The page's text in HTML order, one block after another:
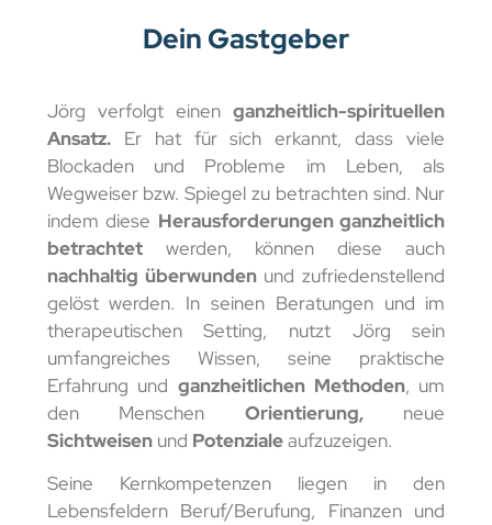
Dein Gastgeber
Jörg verfolgt einenganzheitlich-spirituellen
Ansatz.Er hat für sich erkannt, dass viele
Blockaden und Probleme im Leben, als
Wegweiser bzw. Spiegel zu betrachten sind. Nur
indem diese Herausforderungen ganzheitlich
betrachtetwerden, können diese auch
nachhaltig überwundenund zufriedenstellend
gelöst werden. In seinen Beratungen und im
therapeutischen Setting, nutzt Jörg sein
umfangreiches Wissen, seine praktische
Erfahrung und ganzheitlichen Methoden, um
den Menschen Orientierung,neue
Sichtweisenund Potenzialeaufzuzeigen.
Seine Kernkompetenzen liegen in den
Lebensfeldern Beruf/Berufung, Finanzen und